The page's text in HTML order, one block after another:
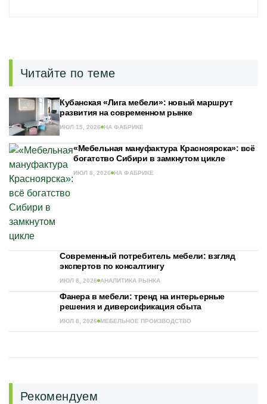
Читайте по теме
Кубанская «Лига мебели»: новый маршрут
развития на современном рынке
ИЮЛ 15, 2026 НА ФАБРИКЕ
«Мебельная мануфактура Красноярска»: всё
богатство Сибири в замкнутом цикле
ИЮЛ 8, 2026 НА ФАБРИКЕ
Современный потребитель мебели: взгляд
экспертов по консалтингу
ИЮЛ 8, 2026 АНАЛИТИКА РЫНКА
Фанера в мебели: тренд на интерьерные
решения и диверсификация сбыта
ИЮЛ 8, 2026 МЕБЕЛЬНОЕ ПРОИЗВОДСТВО
Рекомендуем